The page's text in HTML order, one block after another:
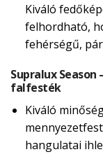
Kiváló
felhordható,
fehérségű,
Supralux
falfesték
Kiváló
hangulatai